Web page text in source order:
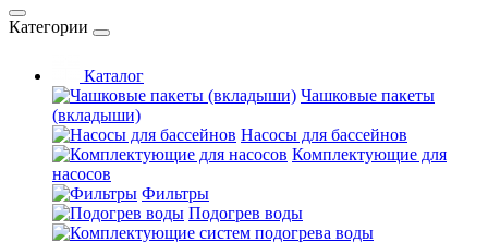
Категории
Каталог
Чашковые пакеты
(вкладыши)
Насосы для бассейнов
Комплектующие для
насосов
Фильтры
Подогрев воды